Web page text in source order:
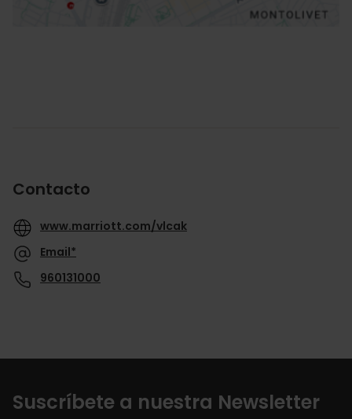
Contacto
www.marriott.com/vlcak
Email*
960131000
Suscríbete a nuestra Newsletter